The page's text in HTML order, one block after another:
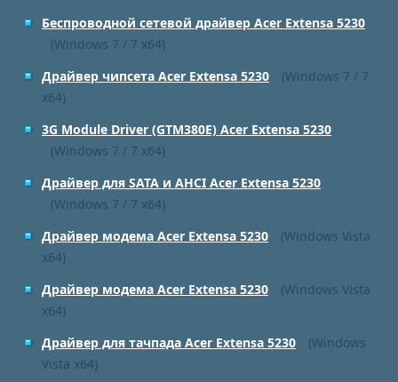
Беспроводной сетевой драйвер Acer Extensa 5230
(Windows 7 / 7 x64)
Драйвер чипсета Acer Extensa 5230
(Windows 7 / 7
x64)
3G Module Driver (GTM380E) Acer Extensa 5230
(Windows 7 / 7 x64)
Драйвер для SATA и AHCI Acer Extensa 5230
(Windows 7 / 7 x64)
Драйвер модема Acer Extensa 5230
(Windows Vista
x64)
Драйвер модема Acer Extensa 5230
(Windows Vista
x64)
Драйвер для тачпада Acer Extensa 5230
(Windows
Vista x64)